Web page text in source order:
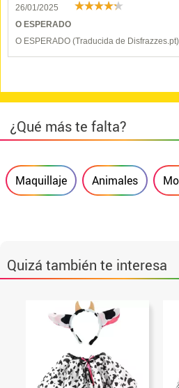
26/01/2025
O ESPERADO
O ESPERADO (Traducida de Disfrazzes.pt)
¿Qué más te falta?
Maquillaje Animales
Quizá también te interesa